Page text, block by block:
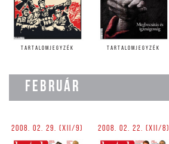
TARTALOMJEGYZÉK TARTALOMJEGYZÉK
FEBRUÁR
2008. 02. 29. (XII/9) 2008. 02. 22. (XII/8)